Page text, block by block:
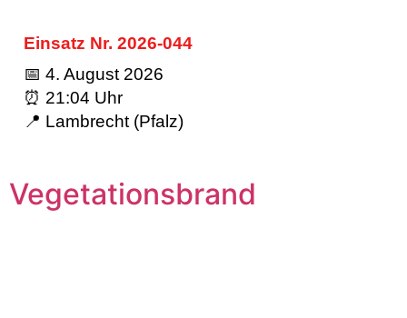
Einsatz Nr. 2026-044
📅 4. August 2026
⏰ 21:04 Uhr
📍 Lambrecht (Pfalz)
Vegetationsbrand